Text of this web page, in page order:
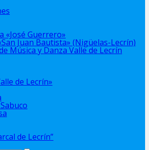
«José Guerrero»
Juan Bautista» (Nigüelas-Lecrín)
Música y Danza Valle de Lecrín
de Lecrín»
de Lecrín”